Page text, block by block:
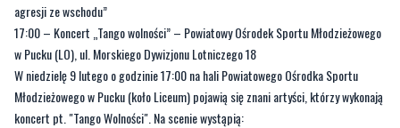
agresji ze wschodu”
17:00 – Koncert „Tango wolności” – Powiatowy Ośrodek Sportu Młodzieżowego
w Pucku (LO), ul. Morskiego Dywizjonu Lotniczego 18
W niedzielę 9 lutego o godzinie 17:00 na hali Powiatowego Ośrodka Sportu
Młodzieżowego w Pucku (koło Liceum) pojawią się znani artyści, którzy wykonają
koncert pt. "Tango Wolności". Na scenie wystąpią: